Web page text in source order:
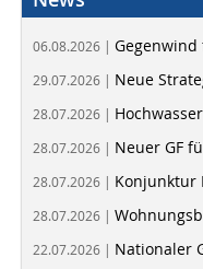
06.08.2026 |
29.07.2026 | Neue
28.07.2026 |
28.07.2026 | Neuer GF
28.07.2026 | Konjunktur
28.07.2026 |
22.07.2026 | Nationaler